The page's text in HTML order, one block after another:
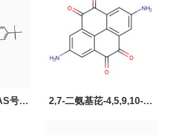
2,7-二氨基芘-4,5,9,10-四